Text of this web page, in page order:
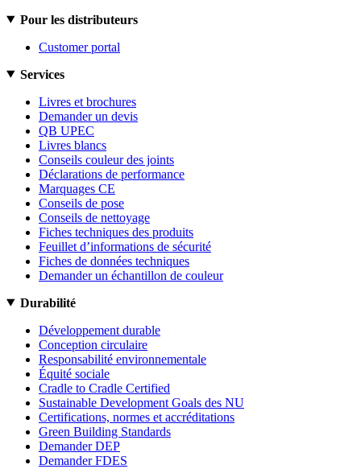
Pour les distributeurs
Customer portal
Services
Livres et brochures
Demander un devis
QB UPEC
Livres blancs
Conseils couleur des joints
Déclarations de performance
Marquages CE
Conseils de pose
Conseils de nettoyage
Fiches techniques des produits
Feuillet d’informations de sécurité
Fiches de données techniques
Demander un échantillon de couleur
Durabilité
Développement durable
Conception circulaire
Responsabilité environnementale
Équité sociale
Cradle to Cradle Certified
Sustainable Development Goals des NU
Certifications, normes et accréditations
Green Building Standards
Demander DEP
Demander FDES